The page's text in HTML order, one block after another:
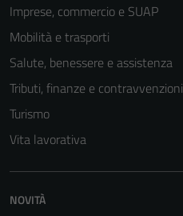
Imprese, commercio e SUAP
Mobilità e trasporti
Salute, benessere e assistenza
Tributi, finanze e contravvenzioni
Turismo
Vita lavorativa
NOVITÀ